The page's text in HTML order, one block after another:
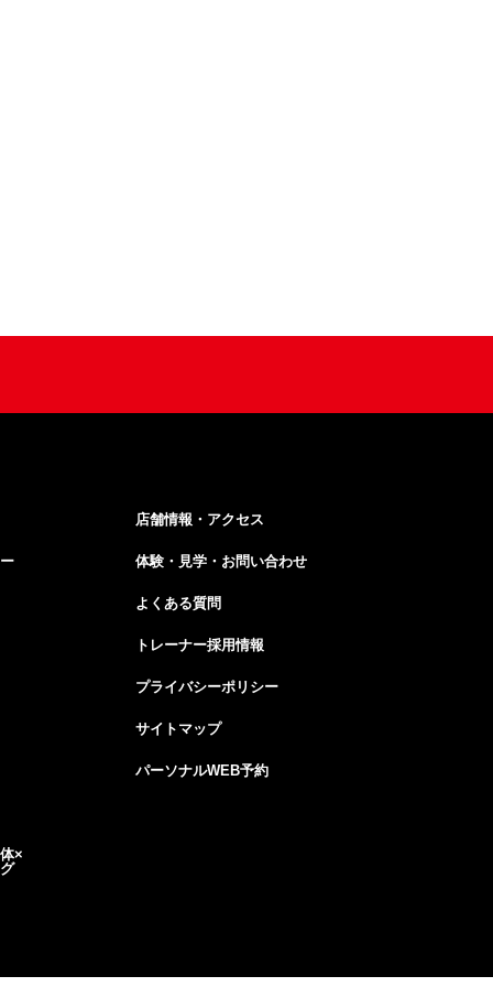
×
店舗情報・アクセス
体験・見学・お問い合わせ
よくある質問
トレーナー採用情報
プライバシーポリシー
サイトマップ
パーソナルWEB予約